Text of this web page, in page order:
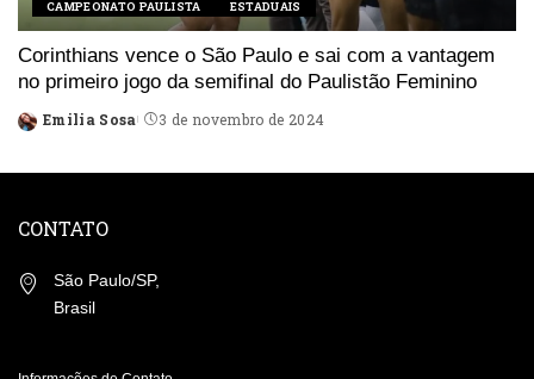
CAMPEONATO PAULISTA ESTADUAIS
Corinthians vence o São Paulo e sai com a vantagem
no primeiro jogo da semifinal do Paulistão Feminino
Posted
Emilia Sosa 3 de novembro de 2024
CONTATO
São Paulo/SP,
Brasil